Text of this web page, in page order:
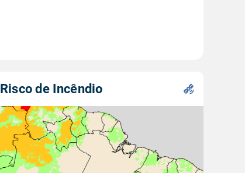
Risco de Incêndio